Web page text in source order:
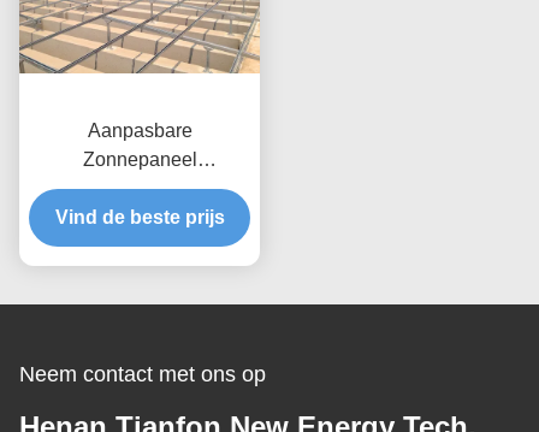
Aanpasbare
Zonnepaneel
Dakmontagesystemen
Gebaseerd Op
Paneelgrootte Winddruk
Geanodiseerde
Vind de beste prijs
Neem contact met ons op